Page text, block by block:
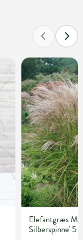
Elefantgræs
Silberspinne' 5